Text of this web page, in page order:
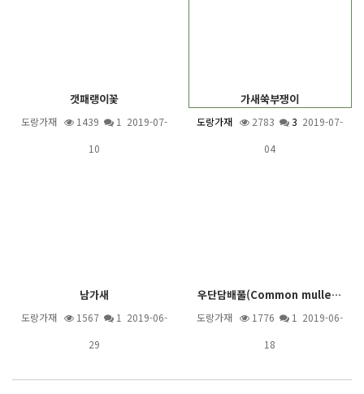
갯패랭이꽃
도랑가재 1439 1 2019-07-
10
가새쑥부쟁이
도랑가재 2783 3 2019-07-
04
남가새
도랑가재 1567 1 2019-06-
29
우단담배풀(Common mullein)
도랑가재 1776 1 2019-06-
18